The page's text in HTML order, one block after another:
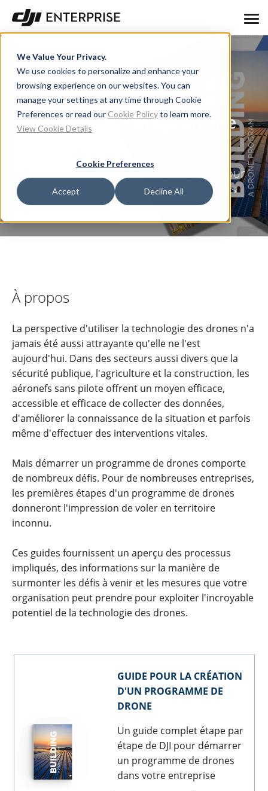
We Value Your Privacy.
We use cookies to personalize and enhance your
browsing experience on our websites. You can
manage your settings at any time through Cookie
Preferences or read our Cookie Policyto learn more.
View Cookie Details
Cookie Preferences
Accept Decline All
Guides stratégiques pour
construire un programme
Guide complet étape par étape de DJI pour
démarrer un programme de drones dans
votre entreprise
À propos
La perspective d'utiliser la technologie des drones n'a
jamais été aussi attrayante qu'elle ne l'est
aujourd'hui. Dans des secteurs aussi divers que la
sécurité publique, l'agriculture et la construction, les
aéronefs sans pilote offrent un moyen efficace,
accessible et efficace de collecter des données,
d'améliorer la connaissance de la situation et parfois
même d'effectuer des interventions vitales.
Mais démarrer un programme de drones comporte
de nombreux défis. Pour de nombreuses entreprises,
les premières étapes d'un programme de drones
donneront l'impression de voler en territoire
inconnu.
Ces guides fournissent un aperçu des processus
impliqués, des informations sur la manière de
surmonter les défis à venir et les mesures que votre
organisation peut prendre pour exploiter l'incroyable
potentiel de la technologie des drones.
GUIDE POUR LA CRÉATION
D'UN PROGRAMME DE
DRONE
Un guide complet étape par
étape de DJI pour démarrer
un programme de drones
dans votre entreprise